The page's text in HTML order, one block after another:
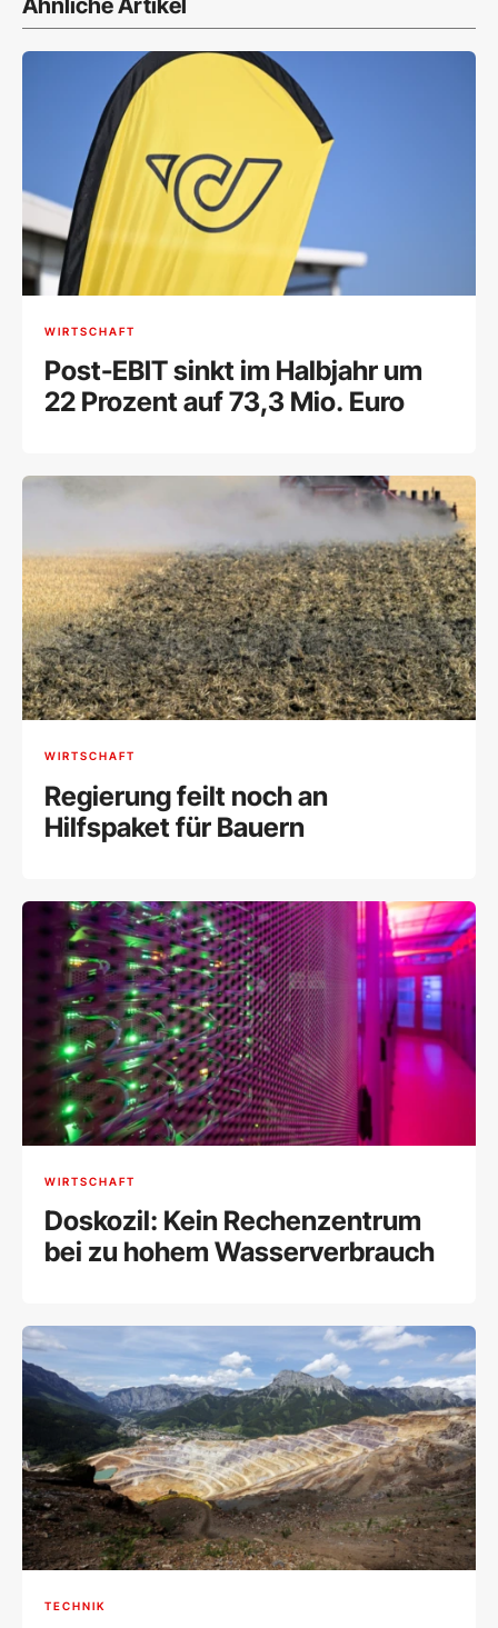
Ähnliche Artikel
WIRTSCHAFT
Post-EBIT sinkt im Halbjahr um
22 Prozent auf 73,3 Mio. Euro
WIRTSCHAFT
Regierung feilt noch an
Hilfspaket für Bauern
WIRTSCHAFT
Doskozil: Kein Rechenzentrum
bei zu hohem Wasserverbrauch
TECHNIK